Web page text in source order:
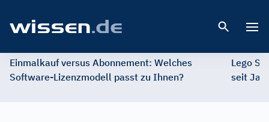
Einmalkauf versus Abonnement: Welches
Software-Lizenzmodell passt zu Ihnen?
Lego
seit